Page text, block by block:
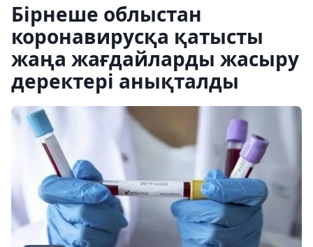
Бірнеше облыстан
коронавирусқа қатысты
жаңа жағдайларды жасыру
деректері анықталды